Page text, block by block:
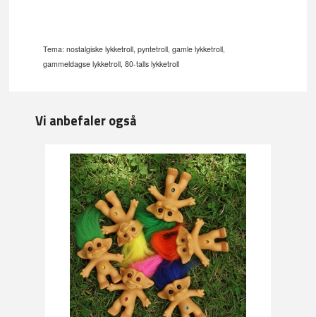
Tema: nostalgiske lykketroll, pyntetroll, gamle lykketroll,
gammeldagse lykketroll, 80-talls lykketroll
Vi anbefaler også